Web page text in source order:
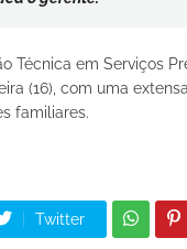
Técnica em Serviços
(16), com uma
familiares.
Twitter